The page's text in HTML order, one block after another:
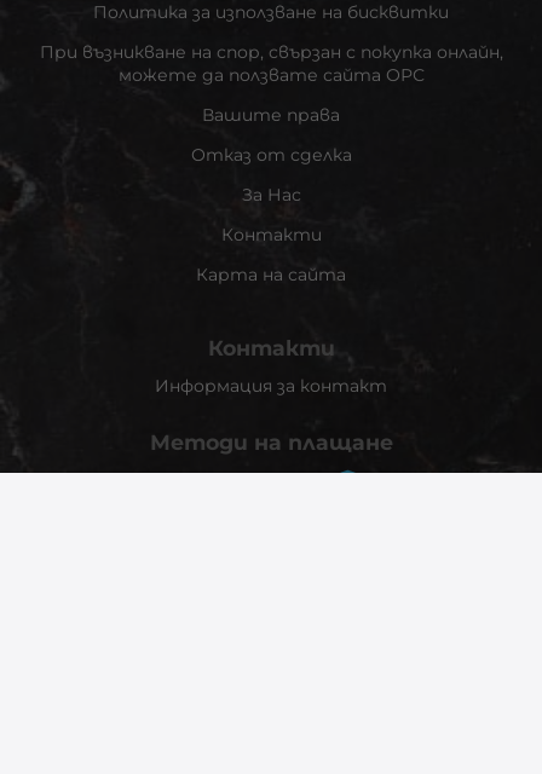
Политика за използване на бисквитки
При възникване на спор, свързан с покупка онлайн,
можете да ползвате сайта ОРС
Вашите права
Отказ от сделка
За Нас
Контакти
Карта на сайта
Контакти
Информация за контакт
Методи на плащане